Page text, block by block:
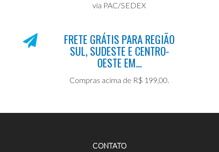
via PAC/SEDEX
FRETE GRÁTIS PARA REGIÃO
SUL, SUDESTE E CENTRO-
OESTE EM...
Compras acima de R$ 199,00.
CONTATO